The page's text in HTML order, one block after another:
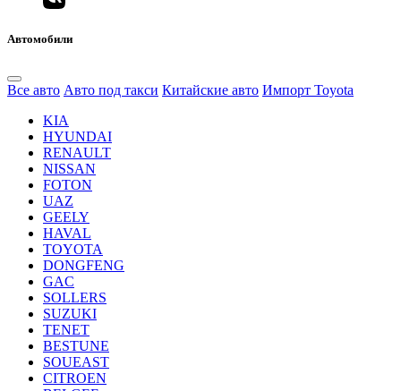
Автомобили
Все авто Авто под такси Китайские авто Импорт Toyota
KIA
HYUNDAI
RENAULT
NISSAN
FOTON
UAZ
GEELY
HAVAL
TOYOTA
DONGFENG
GAC
SOLLERS
SUZUKI
TENET
BESTUNE
SOUEAST
CITROEN